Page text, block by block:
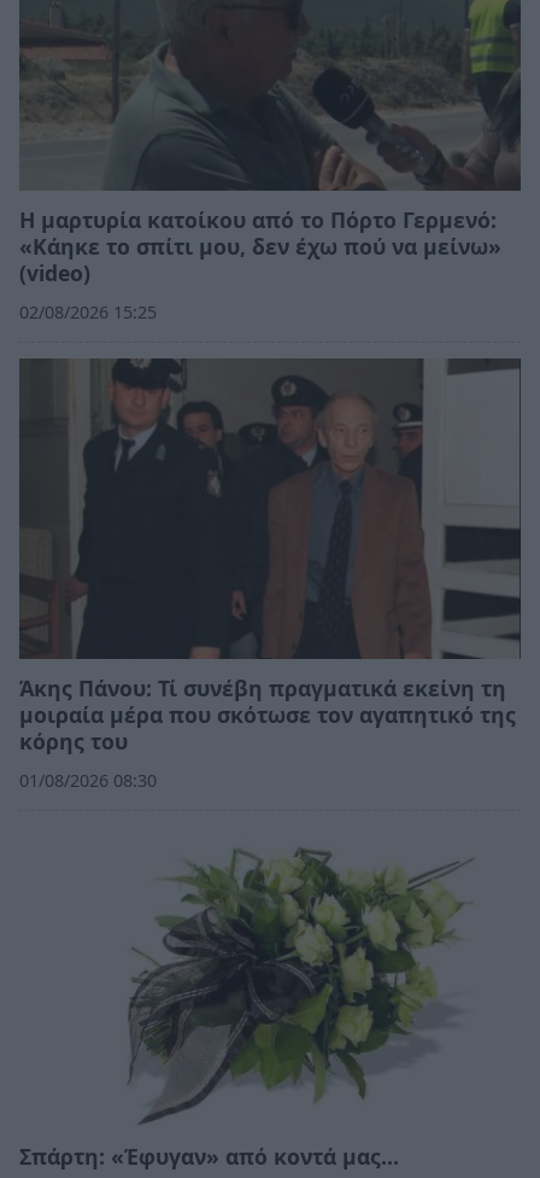
Η μαρτυρία κατοίκου από το Πόρτο Γερμενό:
«Κάηκε το σπίτι μου, δεν έχω πού να μείνω»
(video)
02/08/2026 15:25
Άκης Πάνου: Τί συνέβη πραγματικά εκείνη τη
μοιραία μέρα που σκότωσε τον αγαπητικό της
κόρης του
01/08/2026 08:30
Σπάρτη: «Έφυγαν» από κοντά μας…